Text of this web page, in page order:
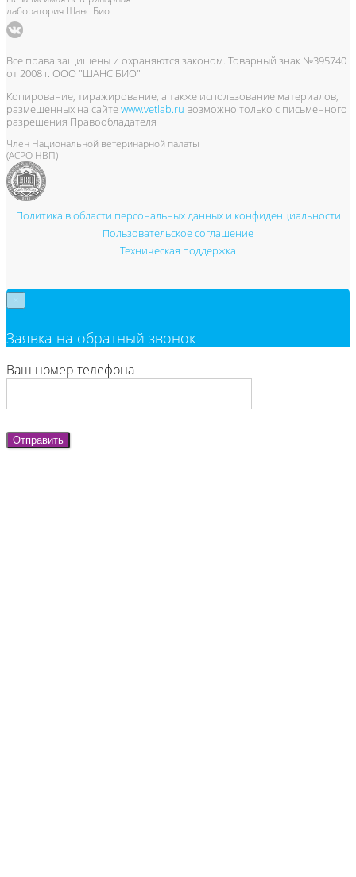
лаборатория Шанс Био
Все права защищены и охраняются законом. Товарный знак №395740
от 2008 г. ООО "ШАНС БИО"
Копирование, тиражирование, а также использование материалов,
размещенных на сайтеwww.vetlab.ru возможно только с письменного
разрешения Правообладателя
Член Национальной ветеринарной палаты
(АСРО НВП)
Политика в области персональных данных и конфиденциальности
Пользовательское соглашение
Техническая поддержка
Заявка на обратный звонок
Ваш номер телефона
Отправить